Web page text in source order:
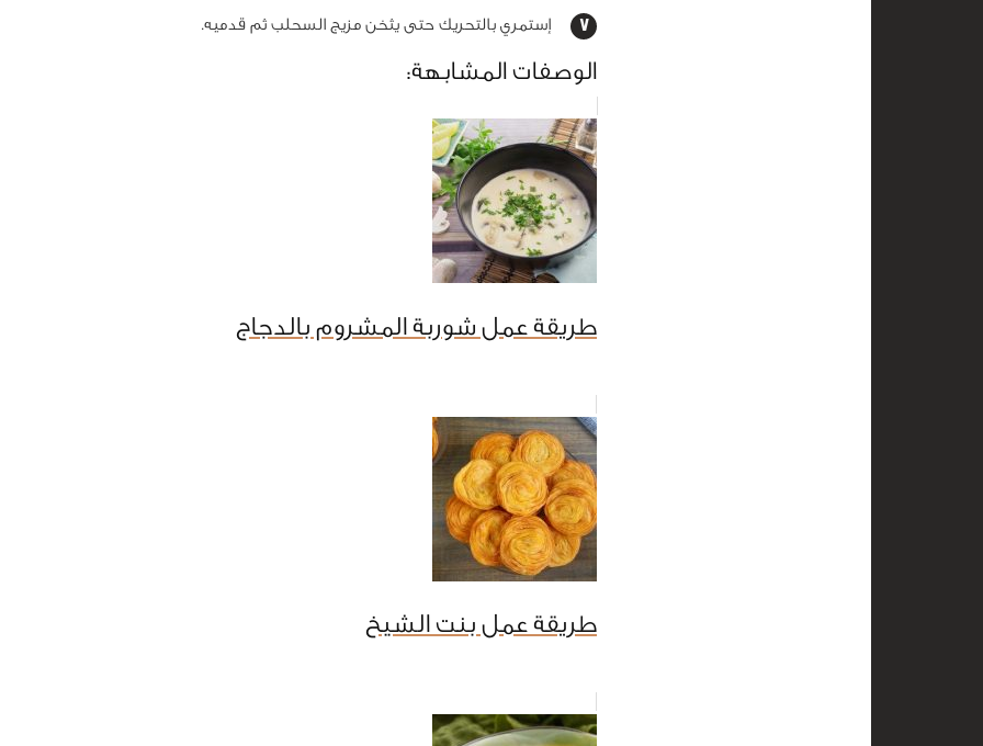
إستمري بالتحريك حتى يثخن مزيج السحلب ثم قدميه.
الوصفات المشابهة:
طريقة عمل شوربة المشروم بالدجاج
طريقة عمل بنت الشيخ